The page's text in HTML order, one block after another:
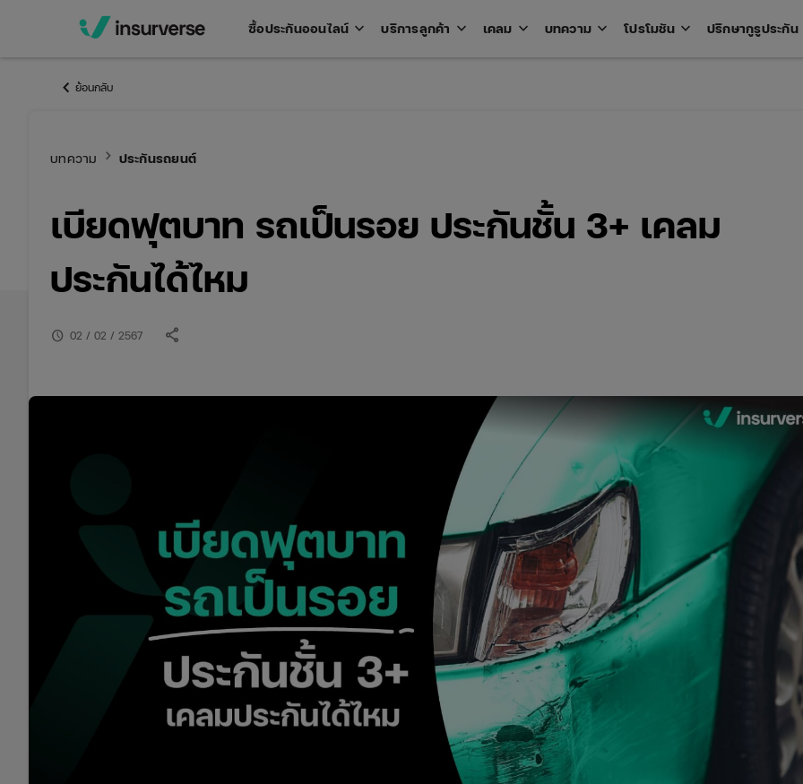
ซื้อประกันออนไลน์ keyboard_arrow_down Open
บริการลูกค้า keyboard_arrow_down Open
เคลม keyboard_arrow_down Open
บทความ keyboard_arrow_down Open
โปรโมชัน keyboard_arrow_down Open
ปรึกษากูรูประกัน
keyboard_arrow_left ย้อนกลับ
บทความ keyboard_arrow_right ประกันรถยนต์
เบียดฟุตบาท รถเป็นรอย ประกันชั้น 3+ เคลม
ประกันได้ไหม
schedule 02 / 02 / 2567 share